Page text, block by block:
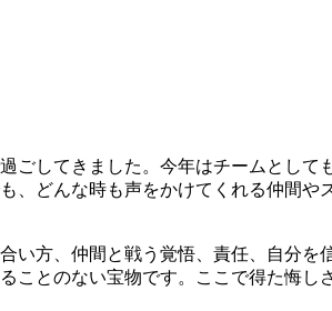
ごしてきました。今年はチームとして
どんな時も声をかけてくれる仲間や
い方、仲間と戦う覚悟、責任、自分を
ことのない宝物です。ここで得た悔し